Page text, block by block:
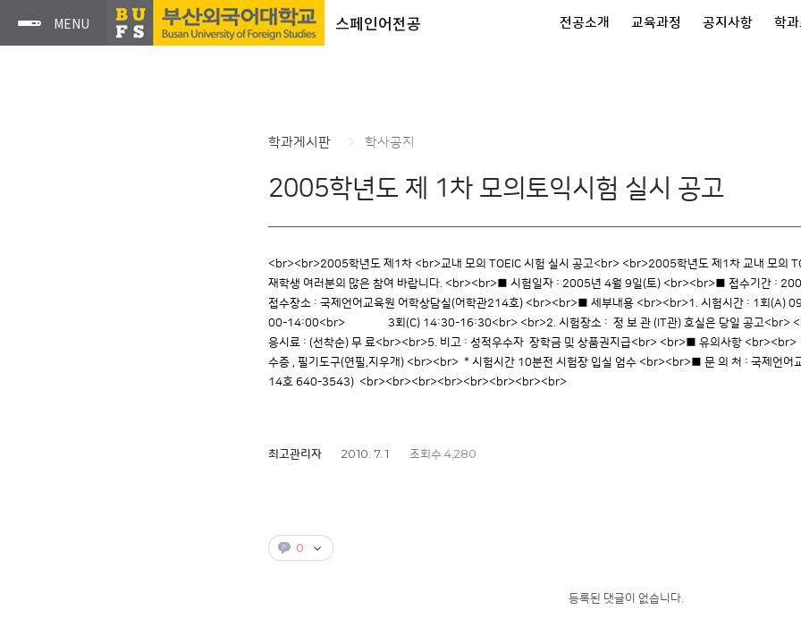
스페인어전공 전공소개 교육과정 공지사항 학과
학과게시판 학사공지
2005학년도 제 1차 모의토익시험 실시 공고
<br><br>2005학년도 제1차 <br>교내 모의 TOEIC 시험 실시 공고<br> <br>2005학년도 제1차 교내 모의
재학생 여러분의 많은 참여 바랍니다. <br><br>■ 시험일자 : 2005년 4월 9일(토) <br><br>■ 접수기간 :
접수장소 : 국제언어교육원 어학상담실(어학관214호) <br><br>■ 세부내용 <br><br>1. 시험시간 :
00-14:00<br> 3회(C) 14:30-16:30<br> <br>2. 시험장소 : 정 보 관 (IT관) 호실은 당일 공고<br>
응시료 : (선착순) 무 료<br><br>5. 비고 : 성적우수자 장학금 및 상품권지급<br> <br>■ 유의사항 <br><br>
수증 , 필기도구(연필,지우개) <br><br> * 시험시간 10분전 시험장 입실 엄수 <br><br>■ 문 의 처 : 국제언어
14호 640-3543) <br><br><br><br><br><br><br><br>
최고관리자 2010. 7. 1 조회수 4,280
0
등록된 댓글이 없습니다.